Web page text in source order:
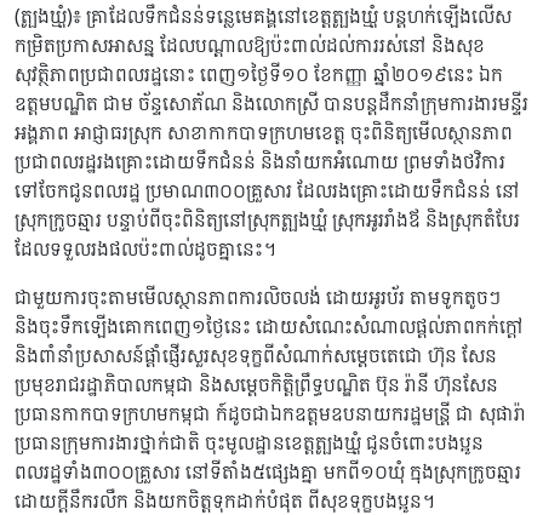
(ត្បូងឃ្មុំ)៖ គ្រាដែលទឹកជំនន់ទន្លេមេគង្គនៅខេត្តត្បូងឃ្មុំ បន្តហក់ឡើងលើស
កម្រិតប្រកាសអាសន្ន ដែលបណ្ដាលឱ្យប៉ះពាល់ដល់ការរស់នៅ និងសុខ
សុវត្ថិភាពប្រជាពលរដ្ឋនោះ ពេញ១ថ្ងៃទី១០ ខែកញ្ញា ឆ្នាំ២០១៩នេះ ឯក
ឧត្តមបណ្ឌិត ជាម ច័ន្ទសោភ័ណ និងលោកស្រី បានបន្តដឹកនាំក្រុមការងារមន្ទីរ
អង្គភាព អាជ្ញាធរស្រុក សាខាកាកបាទក្រហមខេត្ត ចុះពិនិត្យមើលស្ថានភាព
ប្រជាពលរដ្ឋរងគ្រោះដោយទឹកជំនន់ និងនាំយកអំណោយ ព្រមទាំងថវិការ
ទៅចែកជូនពលរដ្ឋ ប្រមាណ៣០០គ្រួសារ ដែលរងគ្រោះដោយទឹកជំនន់ នៅ
ស្រុកក្រូចឆ្មារ បន្ទាប់ពីចុះពិនិត្យនៅស្រុកត្បូងឃ្មុំ ស្រុកអូររាំងឪ និងស្រុកតំបែរ
ដែលទទួលរងផលប៉ះពាល់ដូចគ្នានេះ។
ជាមួយការចុះតាមមើលស្ថានភាពការលិចលង់ ដោយអូរប័រ តាមទូកតូចៗ
និងចុះទឹកឡើងគោកពេញ១ថ្ងៃនេះ ដោយសំណេះសំណាលផ្តល់ភាពកក់ក្តៅ
និងពាំនាំប្រសាសន៍ផ្តាំផ្ញើរសួរសុខទុក្ខពីសំណាក់សម្តេចតេជោ ហ៊ុន សែន
ប្រមុខរាជរដ្ឋាភិបាលកម្ពុជា និងសម្តេចកិត្តិព្រឹទ្ធបណ្ឌិត ប៊ុន រ៉ានី ហ៊ុនសែន
ប្រធានកាកបាទក្រហមកម្ពុជា ក៍ដូចជាឯកឧត្តមឧបនាយករដ្ឋមន្ត្រី ជា សុផារ៉ា
ប្រធានក្រុមការងារថ្នាក់ជាតិ ចុះមូលដ្ឋានខេត្តត្បូងឃ្មុំ ជូនចំពោះបងប្អូន
ពលរដ្ឋទាំង៣០០គ្រួសារ នៅទីតាំង៥ផ្សេងគ្នា មកពី១០ឃុំ ក្នុងស្រុកក្រូចឆ្មារ
ដោយក្តីនឹករលឹក និងយកចិត្តទុកដាក់បំផុត ពីសុខទុក្ខបងប្អូន។